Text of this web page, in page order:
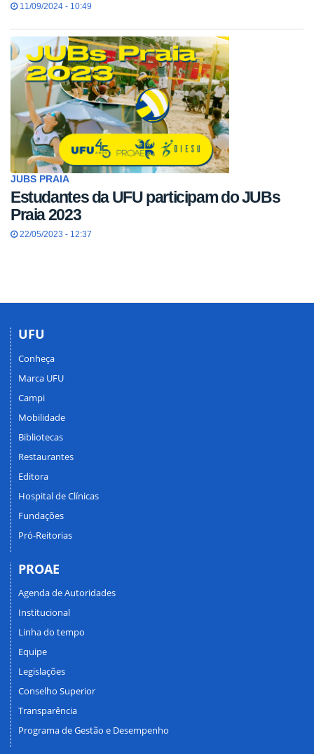
11/09/2024 - 10:49
JUBS PRAIA
Estudantes da UFU participam do JUBs
Praia 2023
22/05/2023 - 12:37
UFU
Conheça
Marca UFU
Campi
Mobilidade
Bibliotecas
Restaurantes
Editora
Hospital de Clínicas
Fundações
Pró-Reitorias
PROAE
Agenda de Autoridades
Institucional
Linha do tempo
Equipe
Legislações
Conselho Superior
Transparência
Programa de Gestão e Desempenho